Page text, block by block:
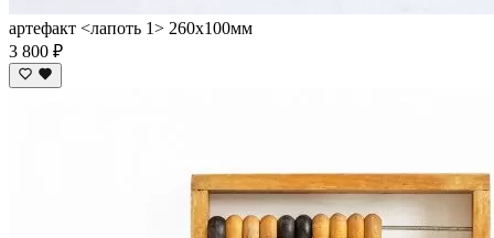
артефакт <лапоть 1> 260х100мм
3 800 ₽